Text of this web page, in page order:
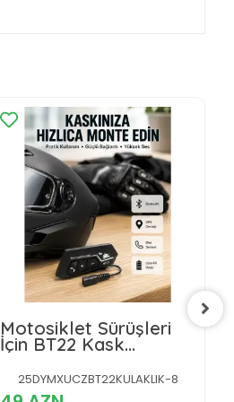
Motosiklet Sürüşleri
İçin BT22 Kask
Bluetooth Kulaklık
Mikrofonlu Yeni Nesil
25DYMXUCZBT22KULAKLIK-8